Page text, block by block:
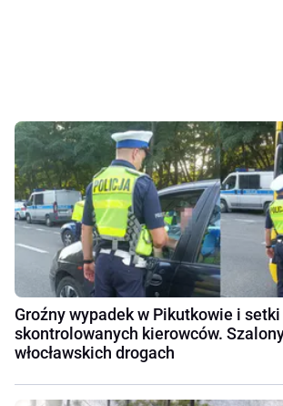
Groźny wypadek w Pikutkowie i setki
skontrolowanych kierowców.
włocławskich drogach